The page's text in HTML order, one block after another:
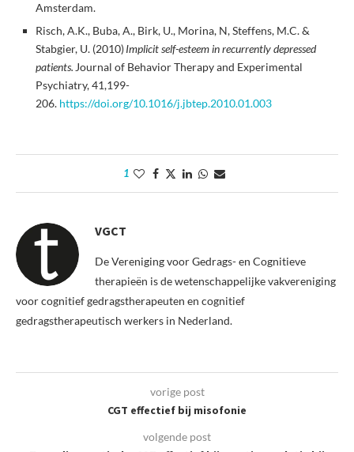
Amsterdam.
Risch, A.K., Buba, A., Birk, U., Morina, N, Steffens, M.C. &
Stabgier, U. (2010)Implicit self-esteem in recurrently depressed
patients. Journal of Behavior Therapy and Experimental
Psychiatry, 41,199-
206. https://doi.org/10.1016/j.jbtep.2010.01.003
1
VGCT
De Vereniging voor Gedrags- en Cognitieve
therapieën is de wetenschappelijke vakvereniging
voor cognitief gedragstherapeuten en cognitief
gedragstherapeutisch werkers in Nederland.
vorige post
CGT effectief bij misofonie
volgende post